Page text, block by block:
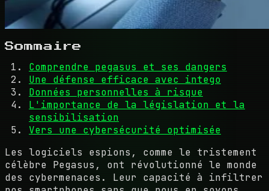
Sommaire
Comprendre pegasus et ses dangers
Une défense efficace avec intego
Données personnelles à risque
L'importance de la législation et la
sensibilisation
Vers une cybersécurité optimisée
Les logiciels espions, comme le tristement
célèbre Pegasus, ont révolutionné le monde
des cybermenaces. Leur capacité à infiltrer